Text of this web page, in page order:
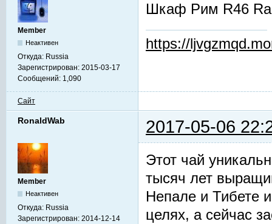
Member
Неактивен
Откуда: Russia
Зарегистрирован: 2015-03-17
Сообщений: 1,090
Шкаф Рим R46
https://
Сайт
RonaldWab 2017-05-06
Member
Неактивен
Откуда: Russia
Зарегистрирован: 2014-12-14
Этот чай
тысяч лет
Непале и Тибете
целях, а сейчас